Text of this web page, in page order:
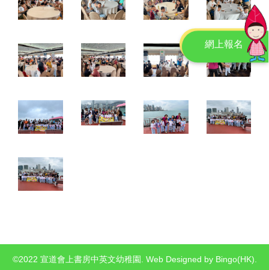
©2022 宣道會上書房中英文幼稚園. Web Designed by Bingo(HK)
網上報名